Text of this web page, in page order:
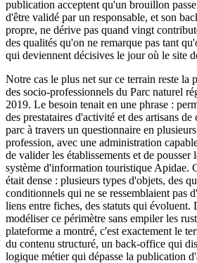
publication acceptent qu'un brouillon
d'être validé par un responsable, et son
propre, ne dérive pas quand vingt
des qualités qu'on ne remarque pas tant
qui deviennent décisives le jour où le site
Notre cas le plus net sur ce terrain reste la
des socio-professionnels du Parc naturel
2019. Le besoin tenait en une phrase :
des prestataires d'activité et des artisans
parc à travers un questionnaire en
profession, avec une administration
de valider les établissements et de pousser
système d'information touristique Apidae.
était dense : plusieurs types d'objets, des
conditionnels qui ne se ressemblaient pas
liens entre fiches, des statuts qui évoluent.
modéliser ce périmètre sans empiler les
plateforme a montré, c'est exactement le
du contenu structuré, un back-office qui
logique métier qui dépasse la publication